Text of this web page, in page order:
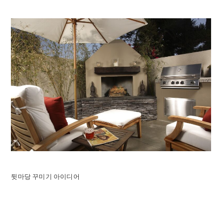
뒷마당 꾸미기 아이디어